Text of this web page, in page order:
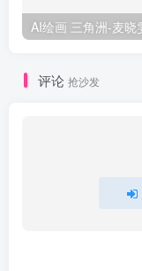
评论 抢沙发